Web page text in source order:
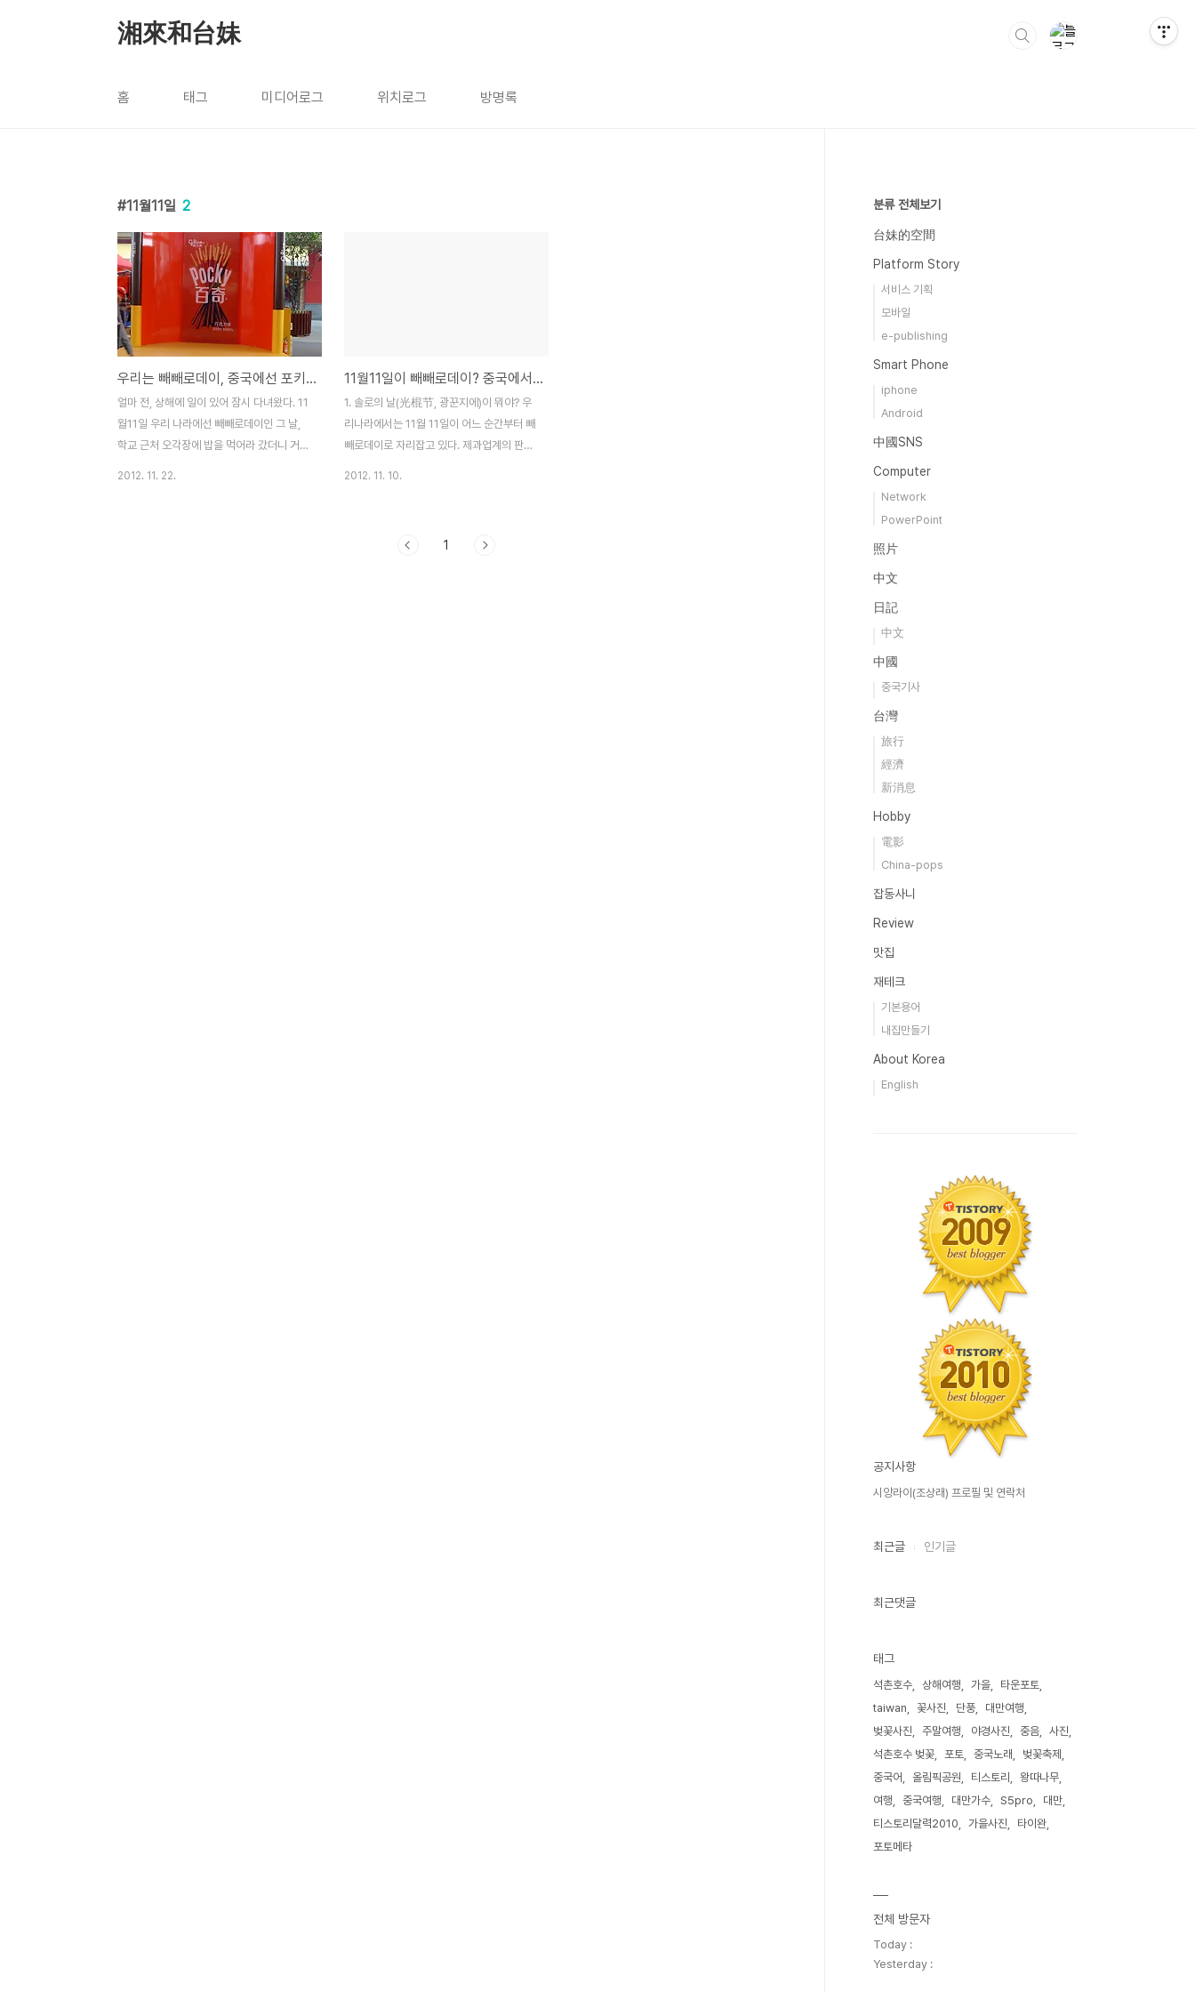
湘來和台妹
홈 태그 미디어로그 위치로그 방명록
11월11일 2
우리는 빼빼로데이, 중국에선 포키데이
얼마 전, 상해에 일이 있어 잠시 다녀왔다. 11
월11일 우리 나라에선 빼빼로데이인 그 날,
학교 근처 오각장에 밥을 먹어라 갔더니 거기
2012. 11. 22.
11월11일이 빼빼로데이? 중국에서는 솔로의 날(光棍节)
1. 솔로의 날(光棍节, 광꾼지에)이 뭐야? 우
리나라에서는 11월 11일이 어느 순간부터 빼
빼로데이로 자리잡고 있다. 제과업계의 판촉
부분의 온라인 쇼핑몰에서 상품을 50% 할인
2012. 11. 10.
1
분류 전체보기
台妹的空間
Platform Story
서비스 기획
모바일
e-publishing
Smart Phone
iphone
Android
中國SNS
Computer
Network
PowerPoint
照片
中文
日記
中文
中國
중국기사
台灣
旅行
經濟
新消息
Hobby
電影
China-pops
잡동사니
Review
맛집
재테크
기본용어
내집만들기
About Korea
English
공지사항
시앙라이(조상래) 프로필 및 연락처
최근글 인기글
최근댓글
태그
석촌호수 상해여행 가을
타운포토
taiwan
꽃사진 단풍
대만여행
벚꽃사진
주말여행 야경사진 중음
사진
석촌호수 벚꽃
포토 중국노래
벚꽃축제
중국어
올림픽공원 티스토리
왕따나무
여행
중국여행 대만가수 S5pro
대만
티스토리달력2010
가을사진
타이완
포토메타
전체 방문자
Today :
Yesterday :